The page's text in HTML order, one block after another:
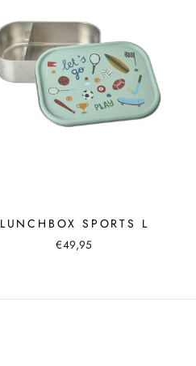
LUNCHBOX SPORTS L
€49,95